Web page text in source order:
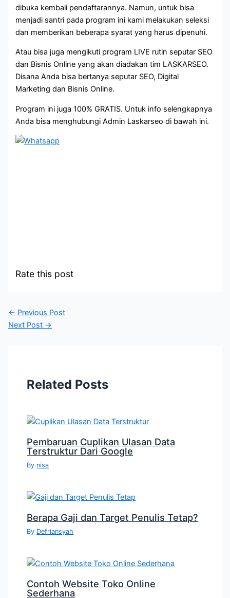
dibuka kembali pendaftarannya. Namun, untuk bisa
menjadi santri pada program ini kami melakukan seleksi
dan memberikan beberapa syarat yang harus dipenuhi.
Atau bisa juga mengikuti program LIVE rutin seputar SEO
dan Bisnis Online yang akan diadakan tim LASKARSEO.
Disana Anda bisa bertanya seputar SEO, Digital
Marketing dan Bisnis Online.
Program ini juga 100% GRATIS. Untuk info selengkapnya
Anda bisa menghubungi Admin Laskarseo di bawah ini.
Rate this post
← Previous Post
Next Post →
Related Posts
Pembaruan Cuplikan Ulasan Data
Terstruktur Dari Google
By nisa
Berapa Gaji dan Target Penulis Tetap?
By Defriansyah
Contoh Website Toko Online
Sederhana